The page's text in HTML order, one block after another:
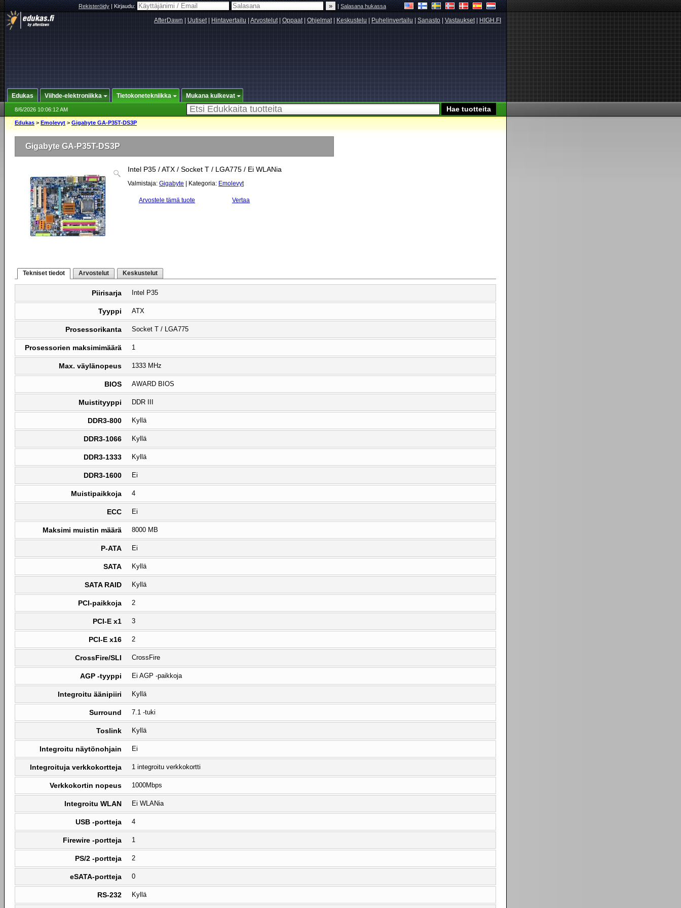
Rekisteröidy|Kirjaudu: |Salasana hukassa
AfterDawn Uutiset| Hintavertailu Arvostelut| Oppaat| Ohjelmat| Keskustelu Puhelinvertailu Sanasto Vastaukset| HIGH.FI
Edukas Viihde-elektroniikka Tietokonetekniikka Mukana kulkevat
8/6/2026 10:06:12 AM
Edukas > Emolevyt > Gigabyte GA-P35T-DS3P
Gigabyte GA-P35T-DS3P
Intel P35 / ATX / Socket T / LGA775 / Ei WLANia
Valmistaja: Gigabyte | Kategoria: Emolevyt
Arvostele tämä tuote Vertaa
Tekniset tiedot Arvostelut Keskustelut
Piirisarja Intel P35
Tyyppi ATX
Prosessorikanta Socket T / LGA775
Prosessorien maksimimäärä 1
Max. väylänopeus 1333 MHz
BIOS AWARD BIOS
Muistityyppi DDR III
DDR3-800 Kyllä
DDR3-1066 Kyllä
DDR3-1333 Kyllä
DDR3-1600 Ei
Muistipaikkoja 4
ECC Ei
Maksimi muistin määrä 8000 MB
P-ATA Ei
SATA Kyllä
SATA RAID Kyllä
PCI-paikkoja 2
PCI-E x1 3
PCI-E x16 2
CrossFire/SLI CrossFire
AGP -tyyppi Ei AGP -paikkoja
Integroitu äänipiiri Kyllä
Surround 7.1 -tuki
Toslink Kyllä
Integroitu näytönohjain Ei
Integroituja verkkokortteja 1 integroitu verkkokortti
Verkkokortin nopeus 1000Mbps
Integroitu WLAN Ei WLANia
USB -portteja 4
Firewire -portteja 1
PS/2 -portteja 2
eSATA-portteja 0
RS-232 Kyllä